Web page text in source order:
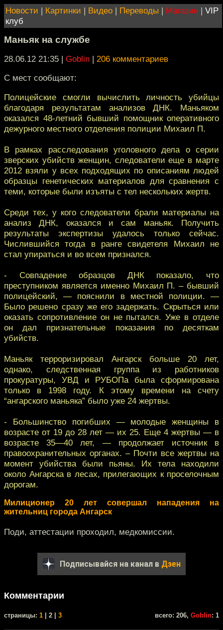
Новости | Картинки | Видео | Переводы | Магазин | VIP
клуб
Маньяк на службе
28.06.12 21:35 | Goblin | 206 комментариев
С мест сообщают:
Полицейские смогли вычислить личность убийцы
благодаря результатам анализов ДНК. Маньяком
оказался 48-летний бывший помощник оперативного
дежурного местного отделения полиции Михаил П.
В рамках расследования уголовного дела о серии
зверских убийств женщин, следователи еще в марте
2012 взяли у всех подходящих по описаниям людей
образцы генетических материалов для сравнения с
теми, которые были изъяты с тел нескольких жертв.
Среди тех, у кого следователи брали материалы на
анализ ДНК, оказался и сам маньяк. Получить
результаты экспертизы удалось только сейчас.
Числившийся тогда в ранге свидетеля Михаил не
стал упираться и во всем признался.
- Совпадение образцов ДНК показало, что
преступником является именно Михаил П. – бывший
полицейский, — пояснили в местной полиции. —
Было решено сразу же его задержать. Скрыться или
оказать сопротивление он не пытался. Уже в отделе
он дал признательные показания по десяткам
убийств.
Маньяк терроризировал Ангарск больше 20 лет,
однако, следственная группа из работников
прокуратуры, УВД и РУБОПа была сформирована
только в 1998 году. К этому времени на счету
“ангарского маньяка” было уже 24 жертвы.
- Большинство погибших — молодые женщины в
возрасте от 19 до 28 лет — их 25. Еще 4 жертвы — в
возрасте 35—40 лет, — продолжает источник в
правоохранительных органах. – Почти все жертвы на
момент убийства были пьяны. Их тела находили
около Ангарска в лесах, прилегающих к проселочным
дорогам.
Милиционер 20 лет совершал нападения на
жительниц города Ангарск
Поди, аттестации проходил, медкомиссии.
Подписывайся на канал в Дзен
Комментарии
cтраницы: 1 | 2 | 3 всего: 206, Goblin: 1